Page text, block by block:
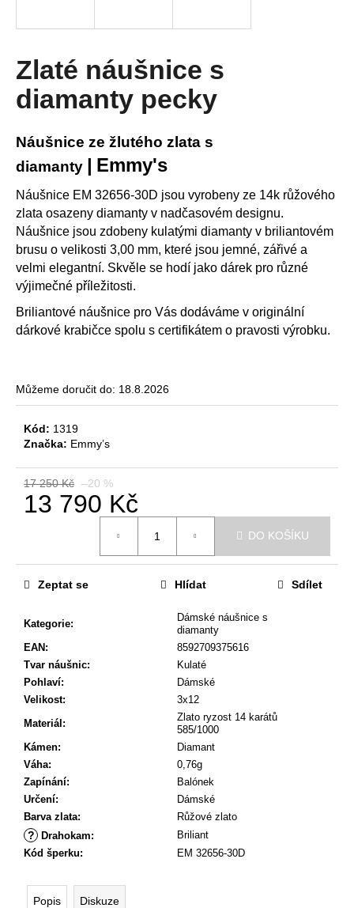
Zlaté náušnice s
diamanty pecky
Náušnice ze žlutého zlata s
diamanty | Emmy's
Náušnice EM 32656-30D jsou vyrobeny ze 14k růžového
zlata osazeny diamanty v nadčasovém designu.
Náušnice jsou zdobeny kulatými diamanty v briliantovém
brusu o velikosti 3,00 mm, které jsou jemné, zářivé a
velmi elegantní. Skvěle se hodí jako dárek pro různé
výjimečné příležitosti.
Briliantové náušnice pro Vás dodáváme v originální
dárkové krabičce spolu s certifikátem o pravosti výrobku.
Můžeme doručit do: 18.8.2026
Kód: 1319
Značka: Emmy’s
17 250 Kč –20 %
13 790 Kč
DO KOŠÍKU
Kategorie:
Dámské náušnice s
diamanty
EAN:
8592709375616
Tvar náušnic:
Kulaté
Pohlaví:
Dámské
Velikost:
3x12
Materiál:
Zlato ryzost 14 karátů
585/1000
Kámen:
Diamant
Váha:
0,76g
Zapínání:
Balónek
Určení:
Dámské
Barva zlata: Růžové zlato
? Drahokam:
Briliant
Kód šperku: EM 32656-30D
Zeptat se Hlídat Sdílet
Popis Diskuze
í
t
?
D
o
p
o
r
u
j
e
m
e
DĚTSKÉ
NÁUŠNICE
Původně:
090